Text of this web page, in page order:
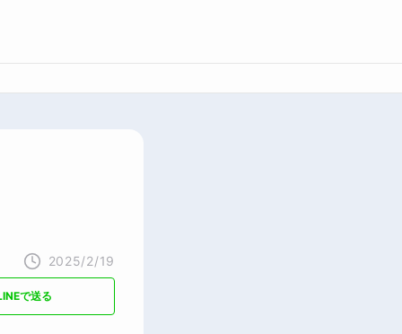
2025/2/19
で送る